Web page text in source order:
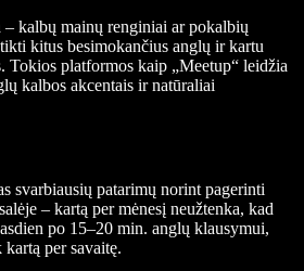
kalbų mainų renginiai ar pokalbių
kitus besimokančius anglų ir kartu
Tokios platformos kaip „Meetup“ leidžia
kalbos akcentais ir natūraliai
svarbiausių patarimų norint pagerinti
– kartą per mėnesį neužtenka, kad
po 15–20 min. anglų klausymui,
per savaitę.